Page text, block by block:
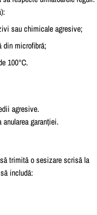
sau chimicale agresive;
din microfibră;
100°C.
agresive.
garanției.
trimită o sesizare scrisă la
includă: